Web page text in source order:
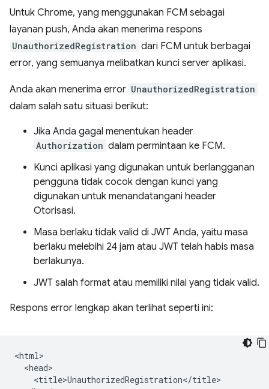
Untuk Chrome, yang menggunakan FCM sebagai
layanan push, Anda akan menerima respons
UnauthorizedRegistration dari FCM untuk berbagai
error, yang semuanya melibatkan kunci server aplikasi.
Anda akan menerima error UnauthorizedRegistration
dalam salah satu situasi berikut:
Jika Anda gagal menentukan header
Authorization dalam permintaan ke FCM.
Kunci aplikasi yang digunakan untuk berlangganan
pengguna tidak cocok dengan kunci yang
digunakan untuk menandatangani header
Otorisasi.
Masa berlaku tidak valid di JWT Anda, yaitu masa
berlaku melebihi 24 jam atau JWT telah habis masa
berlakunya.
JWT salah format atau memiliki nilai yang tidak valid.
Respons error lengkap akan terlihat seperti ini:
<html>
  <head>
    <title>UnauthorizedRegistration</title>